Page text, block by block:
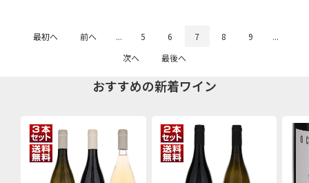
最初へ 前へ ... 5 6 7 8 9
...
次へ
最後へ
おすすめの新着ワイン